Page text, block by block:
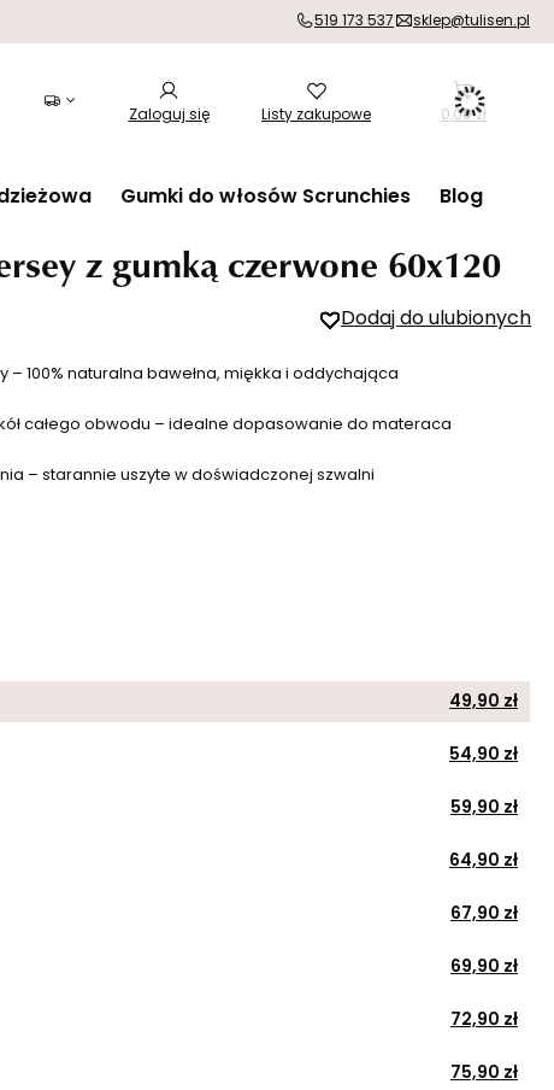
519 173 537 sklep@tulisen.pl
Zaloguj się Listy zakupowe 0,00 zł
Gumki do włosów Scrunchies Blog
z gumką czerwone 60x120
Dodaj do ulubionych
– 100% naturalna bawełna, miękka i oddychająca
całego obwodu – idealne dopasowanie do materaca
– starannie uszyte w doświadczonej szwalni
49,90 zł
54,90 zł
59,90 zł
64,90 zł
67,90 zł
69,90 zł
72,90 zł
75,90 zł